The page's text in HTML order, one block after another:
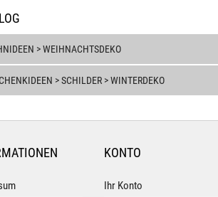
> WEIHNACHTSDEKO
> SCHILDER > WINTERDEKO
KONTO
Ihr Konto